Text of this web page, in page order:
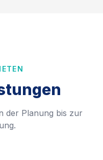
der Planung bis zur